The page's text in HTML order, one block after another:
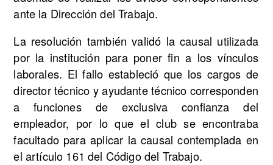
ante la Dirección del Trabajo.
La resolución también validó la causal utilizada
por la institución para poner fin a los vínculos
laborales. El fallo estableció que los cargos de
director técnico y ayudante técnico corresponden
a funciones de exclusiva confianza del
empleador, por lo que el club se encontraba
facultado para aplicar la causal contemplada en
el artículo 161 del Código del Trabajo.